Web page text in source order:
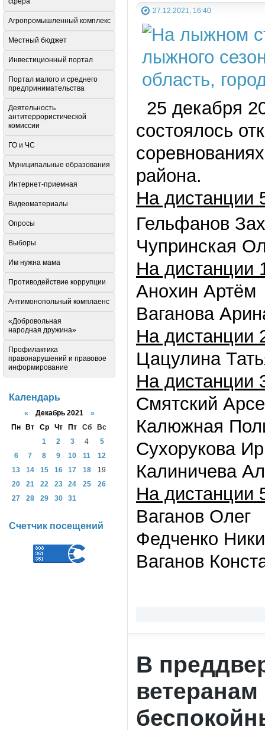
27.12.2021, 16:40
25 декабря
состоялось
района.
На дистанции
Гельфанов
Чупринская
На дистанции
Анохин Артём
Ваганова
На дистанции
Цацулина
На дистанции
Смятский
Калюжная
Сухорукова
Калиничева
На дистанции
Ваганов Олег
Федченко
Ваганов
В
Агропромышленный комплекс
Местный бюджет
Инвестиционный портал
Портал малого и среднего
предпринимательства
Деятельность
антитеррористической
комиссии
ГО и ЧС
Муниципальные образования
Интернет-приемная
Видеоматериалы
Опросы
Выборы
Им нужна мама
Противодействие коррупции
Антимонопольный комплаенс
«Добровольная
народная дружина»
Профилактика
правонарушений и правовое
информирование
Календарь
« Декабрь 2021 »
Пн
Вт Ср Чт Пт Сб
Вс
1
2 3 4
5
6
7 8 9 10 11
12
13
14 15 16 17 18
19
20
21 22 23 24 25
26
27
28 29 30 31
Счетчик посещений